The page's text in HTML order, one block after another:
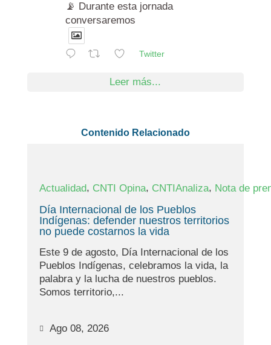
📡 Durante esta jornada
conversaremos
Twitter
Leer más...
Contenido Relacionado
Actualidad, CNTI Opina, CNTIAnaliza, Nota de
Día Internacional de los Pueblos
Indígenas: defender nuestros territorios
no puede costarnos la vida
Este 9 de agosto, Día Internacional de los
Pueblos Indígenas, celebramos la vida, la
palabra y la lucha de nuestros pueblos.
Somos territorio,...
Ago 08, 2026